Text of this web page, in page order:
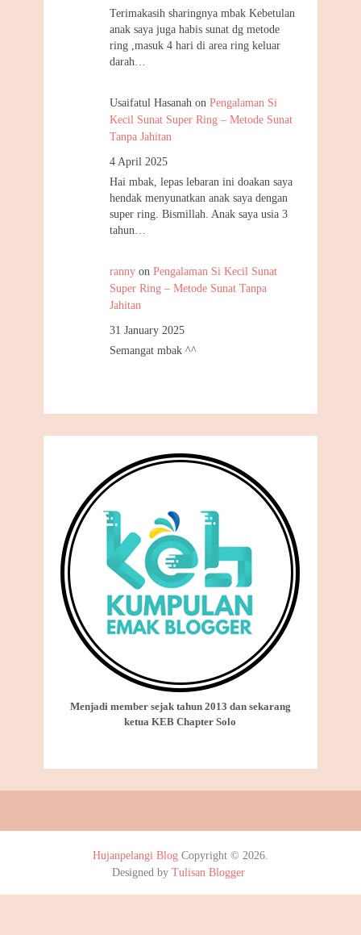
Terimakasih sharingnya mbak Kebetulan
anak saya juga habis sunat dg metode
ring ,masuk 4 hari di area ring keluar
darah…
Usaifatul Hasanah onPengalaman Si
Kecil Sunat Super Ring – Metode Sunat
Tanpa Jahitan
4 April 2025
Hai mbak, lepas lebaran ini doakan saya
hendak menyunatkan anak saya dengan
super ring. Bismillah. Anak saya usia 3
tahun…
ranny onPengalaman Si Kecil Sunat
Super Ring – Metode Sunat Tanpa
Jahitan
31 January 2025
Semangat mbak ^^
Menjadi member sejak tahun 2013 dan sekarang
ketua KEB Chapter Solo
Hujanpelangi BlogCopyright © 2026.
Designed byTulisan Blogger